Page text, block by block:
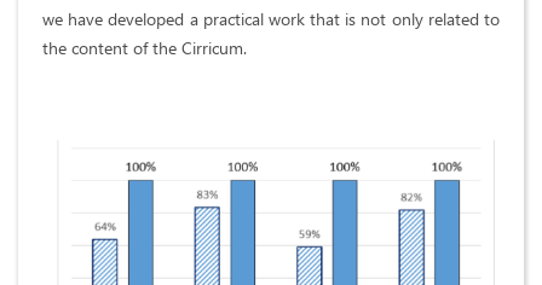
we have developed a practical work that is not only related to
the content of the Cirricum.